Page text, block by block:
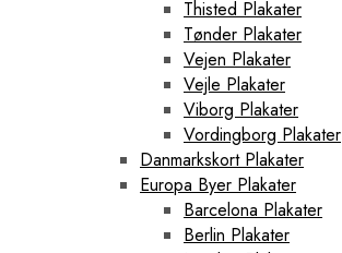
Thisted Plakater
Tønder Plakater
Vejen Plakater
Vejle Plakater
Viborg Plakater
Vordingborg Plakater
Danmarkskort Plakater
Europa Byer Plakater
Barcelona Plakater
Berlin Plakater